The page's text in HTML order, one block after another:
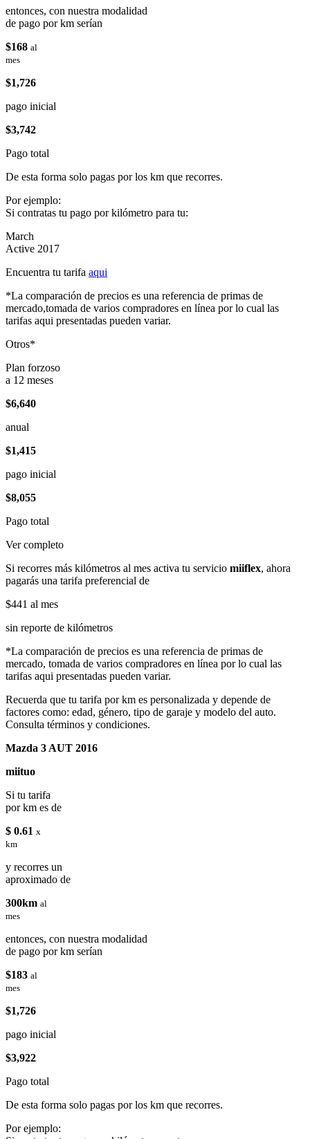
entonces, con nuestra modalidad
de pago por km serían
$168 al
mes
$1,726
pago inicial
$3,742
Pago total
De esta forma solo pagas por los km que recorres.
Por ejemplo:
Si contratas tu pago por kilómetro para tu:
March
Active 2017
Encuentra tu tarifa aqui
*La comparación de precios es una referencia de primas de
mercado,tomada de varios compradores en línea por lo cual las
tarifas aqui presentadas pueden variar.
Otros*
Plan forzoso
a 12 meses
$6,640
anual
$1,415
pago inicial
$8,055
Pago total
Ver completo
Si recorres más kilómetros al mes activa tu servicio miiflex, ahora
pagarás una tarifa preferencial de
$441 al mes
sin reporte de kilómetros
*La comparación de precios es una referencia de primas de
mercado, tomada de varios compradores en línea por lo cual las
tarifas aqui presentadas pueden variar.
Recuerda que tu tarifa por km es personalizada y depende de
factores como: edad, género, tipo de garaje y modelo del auto.
Consulta términos y condiciones.
Mazda 3 AUT 2016
miituo
Si tu tarifa
por km es de
$ 0.61 x
km
y recorres un
aproximado de
300km al
mes
entonces, con nuestra modalidad
de pago por km serían
$183 al
mes
$1,726
pago inicial
$3,922
Pago total
De esta forma solo pagas por los km que recorres.
Por ejemplo: